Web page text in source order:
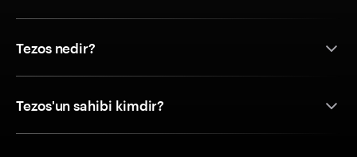
Tezos nedir?
Tezos'un sahibi kimdir?